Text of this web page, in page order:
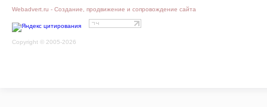
Webadvert.ru - Создание, продвижение и сопровождение сайта
Copyright © 2005-2026